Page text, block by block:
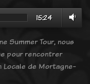
15:24
Summer Tour, nous
pour rencontrer
Locale de Mortagne-